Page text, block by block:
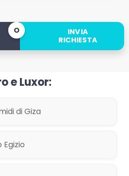
O
INVIA
RICHIESTA
e Luxor:
di Giza
Egizio